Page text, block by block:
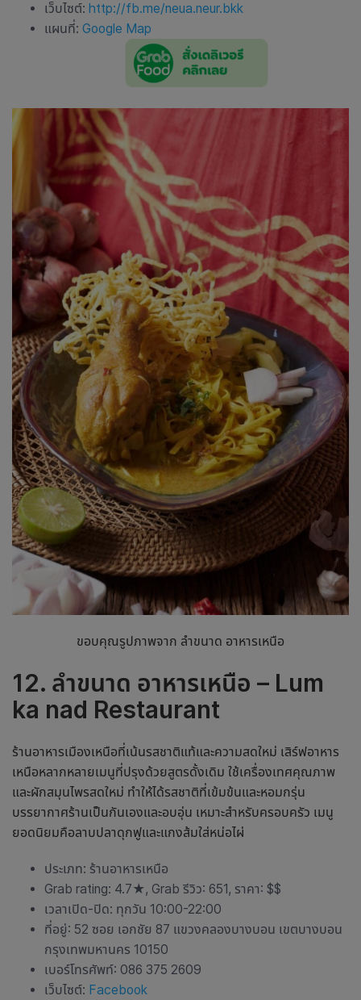
เว็บไซต์: http://fb.me/neua.neur.bkk
แผนที่: Google Map
ขอบคุณรูปภาพจาก ลำขนาด อาหารเหนือ
12. ลำขนาด อาหารเหนือ – Lum
ka nad Restaurant
ร้านอาหารเมืองเหนือที่เน้นรสชาติแท้และความสดใหม่ เสิร์ฟอาหาร
เหนือหลากหลายเมนูที่ปรุงด้วยสูตรดั้งเดิม ใช้เครื่องเทศคุณภาพ
และผักสมุนไพรสดใหม่ ทำให้ได้รสชาติที่เข้มข้นและหอมกรุ่น
บรรยากาศร้านเป็นกันเองและอบอุ่น เหมาะสำหรับครอบครัว เมนู
ยอดนิยมคือลาบปลาดุกฟูและแกงส้มใส่หน่อไผ่
ประเภท: ร้านอาหารเหนือ
Grab rating: 4.7★, Grab รีวิว: 651, ราคา: $$
เวลาเปิด-ปิด: ทุกวัน 10:00-22:00
ที่อยู่: 52 ซอย เอกชัย 87 แขวงคลองบางบอน เขตบางบอน
กรุงเทพมหานคร 10150
เบอร์โทรศัพท์: 086 375 2609
เว็บไซต์: Facebook